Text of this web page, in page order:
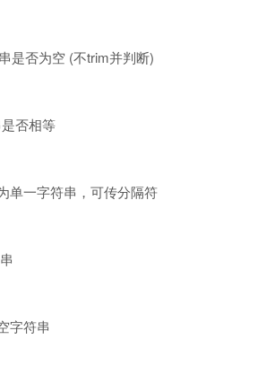
是否为空 (不trim并判断)
否相等
单一字符串，可传分隔符
字符串